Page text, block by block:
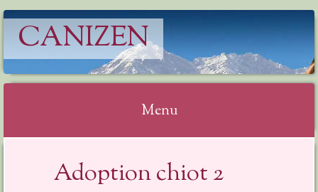
CANIZEN
Menu
Adoption chiot 2